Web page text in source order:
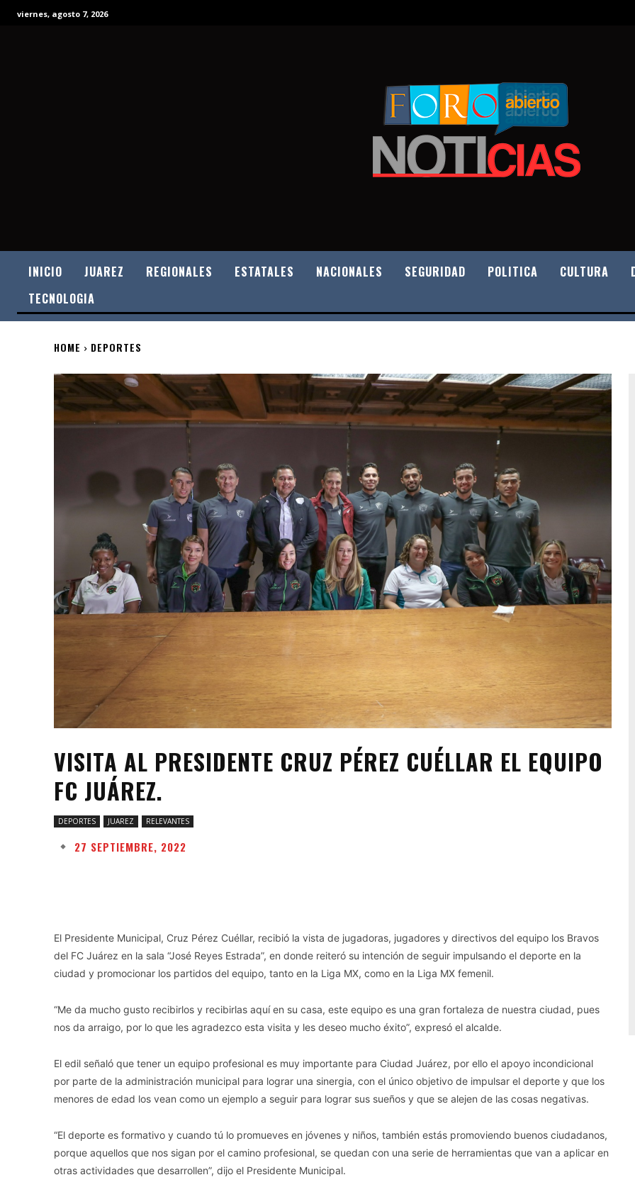
viernes, agosto 7, 2026
INICIO JUAREZ REGIONALES ESTATALES NACIONALES SEGURIDAD POLITICA CULTURA
TECNOLOGIA
HOME DEPORTES
VISITA AL PRESIDENTE CRUZ PÉREZ CUÉLLAR EL EQUIPO
FC JUÁREZ.
DEPORTES JUAREZ RELEVANTES
27 SEPTIEMBRE, 2022
El Presidente Municipal, Cruz Pérez Cuéllar, recibió la vista de jugadoras, jugadores y directivos del equipo los Bravos
del FC Juárez en la sala “José Reyes Estrada”, en donde reiteró su intención de seguir impulsando el deporte en la
ciudad y promocionar los partidos del equipo, tanto en la Liga MX, como en la Liga MX femenil.
“Me da mucho gusto recibirlos y recibirlas aquí en su casa, este equipo es una gran fortaleza de nuestra ciudad, pues
nos da arraigo, por lo que les agradezco esta visita y les deseo mucho éxito”, expresó el alcalde.
El edil señaló que tener un equipo profesional es muy importante para Ciudad Juárez, por ello el apoyo incondicional
por parte de la administración municipal para lograr una sinergia, con el único objetivo de impulsar el deporte y que los
menores de edad los vean como un ejemplo a seguir para lograr sus sueños y que se alejen de las cosas negativas.
“El deporte es formativo y cuando tú lo promueves en jóvenes y niños, también estás promoviendo buenos ciudadanos,
porque aquellos que nos sigan por el camino profesional, se quedan con una serie de herramientas que van a aplicar en
otras actividades que desarrollen”, dijo el Presidente Municipal.